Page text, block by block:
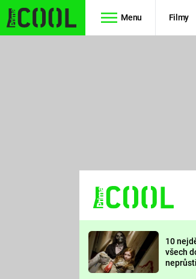
Menu Filmy
TŘESKU
FUTURAMA
10
všech